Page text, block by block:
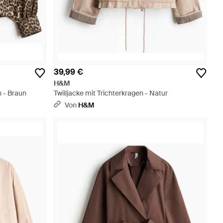
- Braun
39,99 €
H&M
Twilljacke mit Trichterkragen - Natur
Von H&M